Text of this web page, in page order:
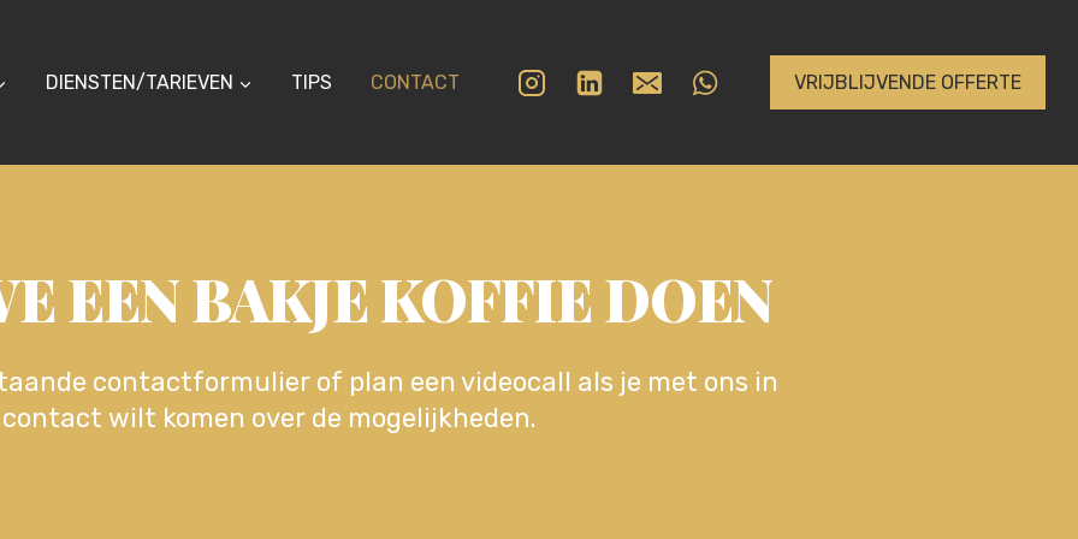
DIENSTEN/TARIEVEN TIPS CONTACT VRIJBLIJVENDE OFFERTE
EEN BAKJE KOFFIE DOEN
contactformulier of plan een videocall als je met ons in
contact wilt komen over de mogelijkheden.